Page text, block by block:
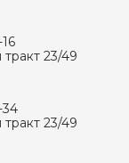
23/49
34
23/49